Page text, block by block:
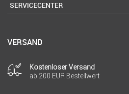
SERVICECENTER
VERSAND
Kostenloser Versand
ab 200 EUR Bestellwert